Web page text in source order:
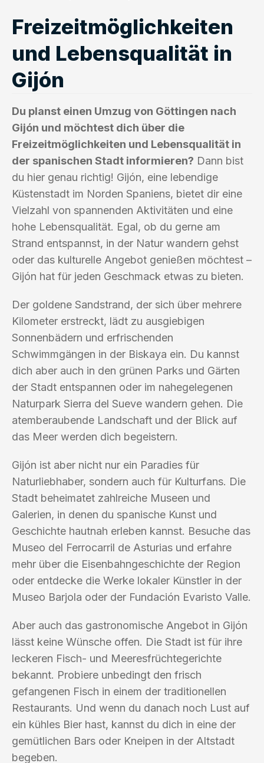
Freizeitmöglichkeiten
und Lebensqualität in
Gijón
Du planst einen Umzug von Göttingen nach
Gijón und möchtest dich über die
Freizeitmöglichkeiten und Lebensqualität in
der spanischen Stadt informieren? Dann bist
du hier genau richtig! Gijón, eine lebendige
Küstenstadt im Norden Spaniens, bietet dir eine
Vielzahl von spannenden Aktivitäten und eine
hohe Lebensqualität. Egal, ob du gerne am
Strand entspannst, in der Natur wandern gehst
oder das kulturelle Angebot genießen möchtest –
Gijón hat für jeden Geschmack etwas zu bieten.
Der goldene Sandstrand, der sich über mehrere
Kilometer erstreckt, lädt zu ausgiebigen
Sonnenbädern und erfrischenden
Schwimmgängen in der Biskaya ein. Du kannst
dich aber auch in den grünen Parks und Gärten
der Stadt entspannen oder im nahegelegenen
Naturpark Sierra del Sueve wandern gehen. Die
atemberaubende Landschaft und der Blick auf
das Meer werden dich begeistern.
Gijón ist aber nicht nur ein Paradies für
Naturliebhaber, sondern auch für Kulturfans. Die
Stadt beheimatet zahlreiche Museen und
Galerien, in denen du spanische Kunst und
Geschichte hautnah erleben kannst. Besuche das
Museo del Ferrocarril de Asturias und erfahre
mehr über die Eisenbahngeschichte der Region
oder entdecke die Werke lokaler Künstler in der
Museo Barjola oder der Fundación Evaristo Valle.
Aber auch das gastronomische Angebot in Gijón
lässt keine Wünsche offen. Die Stadt ist für ihre
leckeren Fisch- und Meeresfrüchtegerichte
bekannt. Probiere unbedingt den frisch
gefangenen Fisch in einem der traditionellen
Restaurants. Und wenn du danach noch Lust auf
ein kühles Bier hast, kannst du dich in eine der
gemütlichen Bars oder Kneipen in der Altstadt
begeben.